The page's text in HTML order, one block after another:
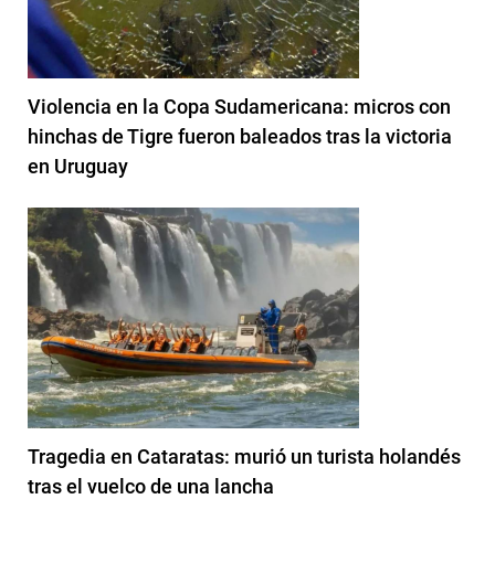
Violencia en la Copa Sudamericana: micros con
hinchas de Tigre fueron baleados tras la victoria
en Uruguay
Tragedia en Cataratas: murió un turista holandés
tras el vuelco de una lancha